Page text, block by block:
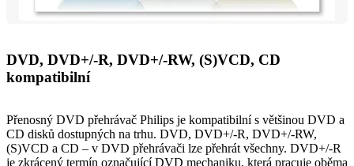
DVD, DVD+/-R, DVD+/-RW, (S)VCD, CD
kompatibilní
Přenosný DVD přehrávač Philips je kompatibilní s většinou DVD a
CD disků dostupných na trhu. DVD, DVD+/-R, DVD+/-RW,
(S)VCD a CD – v DVD přehrávači lze přehrát všechny. DVD+/-R
je zkrácený termín označující DVD mechaniku, která pracuje oběma